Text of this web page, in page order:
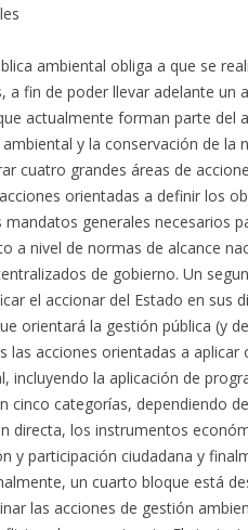
ambiental obliga a que se
fin de poder llevar adelante un
actualmente forman parte del
y la conservación de la
cuatro grandes áreas de
orientadas a definir los
generales necesarios
a nivel de normas de alcance
de gobierno. Un
el accionar del Estado en sus
orientará la gestión pública (y
las acciones orientadas a aplicar
la aplicación de
cinco categorías, dependiendo
directa, los instrumentos
y participación ciudadana y
un cuarto bloque está
las acciones de gestión